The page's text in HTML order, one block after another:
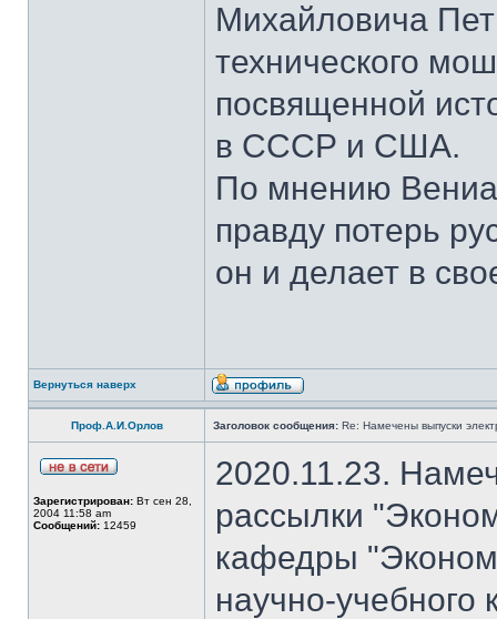
Михайловича
технического
посвященной
в СССР и США.
По мнению
правду потерь
он и делает в
Вернуться наверх
Проф.А.И.Орлов Заголовок сообщения: Re: Намечены выпуски
Зарегистрирован: Вт сен 28,
2004 11:58 am
Сообщений: 12459
2020.11.23.
рассылки
кафедры
научно-